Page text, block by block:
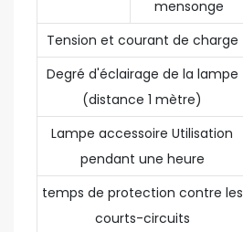
mensonge
Tension et courant de charge
Degré d'éclairage de la lampe
(distance 1 mètre)
Lampe accessoire Utilisation
pendant une heure
temps de protection contre les
courts-circuits